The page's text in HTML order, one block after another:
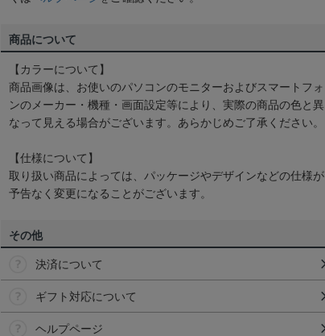
商品について
【カラーについて】
商品画像は、お使いのパソコンのモニターおよびスマートフォ
ンのメーカー・機種・画面設定等により、実際の商品の色と異
なって見える場合がございます。あらかじめご了承ください。
【仕様について】
取り扱い商品によっては、パッケージやデザインなどの仕様が
予告なく変更になることがございます。
その他
決済について
ギフト対応について
ヘルプページ